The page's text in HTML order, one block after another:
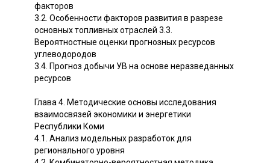
факторов
3.2. Особенности факторов развития в разрезе
основных топливных отраслей 3.3.
Вероятностные оценки прогнозных ресурсов
углеводородов
3.4. Прогноз добычи УВ на основе неразведанных
ресурсов
Глава 4. Методические основы исследования
взаимосвязей экономики и энергетики
Республики Коми
4.1. Анализ модельных разработок для
регионального уровня